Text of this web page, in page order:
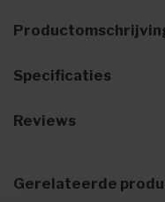
Specificaties
Reviews
Gerelateerde